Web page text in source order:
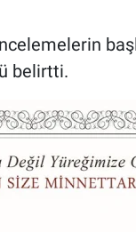
belirtti.